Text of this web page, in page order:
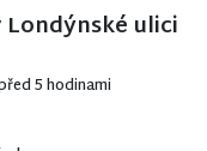
ulici
5 hodinami